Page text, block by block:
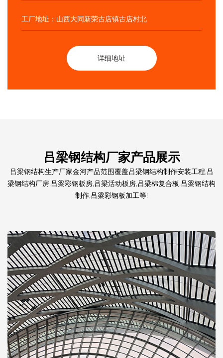
工厂地址：山西大同新荣古店镇古店村北
详细地址
吕梁钢结构厂家产品展示
吕梁钢结构生产厂家金河产品范围覆盖吕梁钢结构制作安装工程,吕
梁钢结构厂房,吕梁彩钢板房,吕梁活动板房,吕梁棉复合板,吕梁钢结构
制作,吕梁彩钢板加工等!